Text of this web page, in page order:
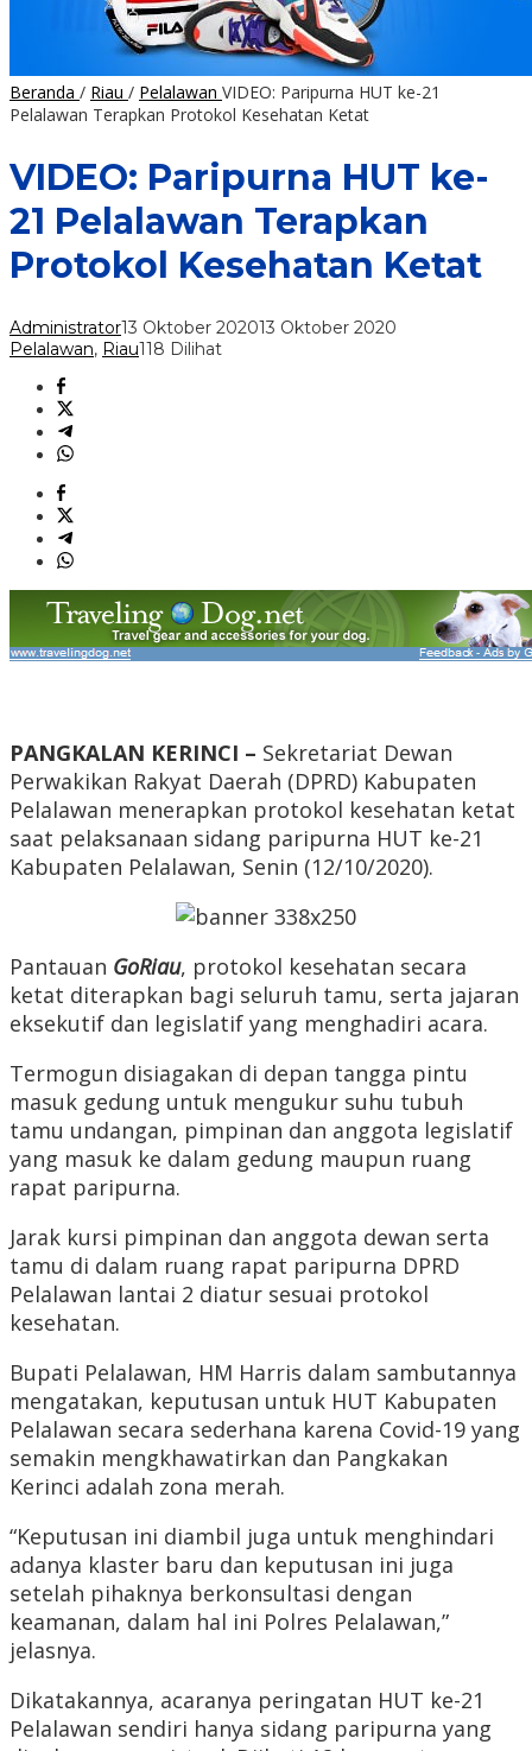
Beranda / Riau / Pelalawan VIDEO: Paripurna HUT ke-21
Pelalawan Terapkan Protokol Kesehatan Ketat
VIDEO: Paripurna HUT ke-
21 Pelalawan Terapkan
Protokol Kesehatan Ketat
Administrator13 Oktober 202013 Oktober 2020
Pelalawan, Riau118 Dilihat
PANGKALAN KERINCI – Sekretariat Dewan
Perwakikan Rakyat Daerah (DPRD) Kabupaten
Pelalawan menerapkan protokol kesehatan ketat
saat pelaksanaan sidang paripurna HUT ke-21
Kabupaten Pelalawan, Senin (12/10/2020).
Pantauan GoRiau, protokol kesehatan secara
ketat diterapkan bagi seluruh tamu, serta jajaran
eksekutif dan legislatif yang menghadiri acara.
Termogun disiagakan di depan tangga pintu
masuk gedung untuk mengukur suhu tubuh
tamu undangan, pimpinan dan anggota legislatif
yang masuk ke dalam gedung maupun ruang
rapat paripurna.
Jarak kursi pimpinan dan anggota dewan serta
tamu di dalam ruang rapat paripurna DPRD
Pelalawan lantai 2 diatur sesuai protokol
kesehatan.
Bupati Pelalawan, HM Harris dalam sambutannya
mengatakan, keputusan untuk HUT Kabupaten
Pelalawan secara sederhana karena Covid-19 yang
semakin mengkhawatirkan dan Pangkakan
Kerinci adalah zona merah.
“Keputusan ini diambil juga untuk menghindari
adanya klaster baru dan keputusan ini juga
setelah pihaknya berkonsultasi dengan
keamanan, dalam hal ini Polres Pelalawan,”
jelasnya.
Dikatakannya, acaranya peringatan HUT ke-21
Pelalawan sendiri hanya sidang paripurna yang